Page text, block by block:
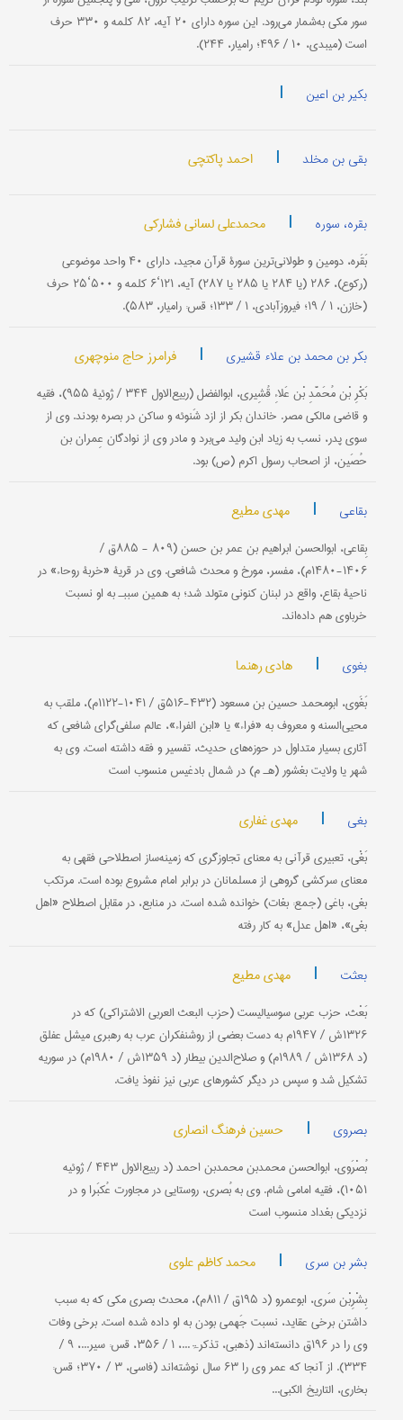
سور مکی‌ به‌شمار می‌رود. این‌ سوره‌ دارای‌ ۲۰ آیه، ۸۲ کلمه و ۳۳۰ حرف
است (میبدی، ۱۰ / ۴۹۶؛ رامیار، ۲۴۴).
بکیر بن اعین |
بقی بن مخلد | احمد پاکتچی
بقره، سوره | محمدعلی لسانی فشارکی
بَقَره‌، دومین‌ و طولانی‌ترین‌ سورۀ قرآن‌ مجید، دارای‌ ۴۰ واحد موضوعی‌
(ركوع‌)، ۲۸۶ (یا ۲۸۴ یا ۲۸۵ یا ۲۸۷) آیه‌، ۱۲۱‘۶ كلمه‌ و ۵۰۰‘۲۵ حرف‌
(خازن‌، ۱ / ۱۹؛ فیروزآبادی‌، ۱ / ۱۳۳؛ قس‌: رامیار، ۵۸۳).
بکر بن محمد بن علاء قشیری | فرامرز حاج منوچهری
بَكْرِ بْن مُحَمَّدِ بْن عَلاءِ قُشِیری، ابوالفضل (ربیع‌الاول ۳۴۴ / ژوئیۀ ۹۵۵)، فقیه
و قاضی مالكی مصر. خاندان بكر از ازد شَنوئه و ساكن در بصره بودند. وی از
سوی پدر، نسب به زیاد ابن ولید می‌برد و مادر وی از نوادگان عِمران بن
حُصَین، از اصحاب رسول اكرم (ص) بود.
بقاعی | مهدی مطیع
بِقاعی‌، ابوالحسن‌ ابراهیم‌ بن‌ عمر بن‌ حسن‌ (۸۰۹ - ۸۸۵ق‌ /
۱۴۰۶-۱۴۸۰م‌)، مفسر، مورخ‌ و محدث‌ شافعی‌. وی‌ در قریۀ «خربة روحاء» در
ناحیۀ بقاع‌، واقع‌ در لبنان‌ كنونی‌ متولد شد؛ به‌ همین‌ سببـ‌ به‌ او نسبت‌
خرباوی‌ هم‌ داده‌اند.
بغوی | هادی رهنما
بَغَوی‌، ابومحمد حسین بن مسعود (۴۳۲-۵۱۶ق‌ / ۱۰۴۱-۱۱۲۲م‌)، ملقب‌ به
محیی‌السنه‌ و معروف‌ به «فراء» یا «ابن‌ الفراء»، عالم‌ سلفی‌گرای شافعی‌ كه‌
آثاری‌ بسیار متداول‌ در حوزه‌های‌ حدیث‌، تفسیر و فقه‌ داشته‌ است‌. وی‌ به‌
شهر یا ولایت‌ بغشور (هـ م‌) در شمال‌ بادغیس‌ منسوب‌ است‌
بغی | مهدی غفاری
بَغْی‌، تعبیری‌ قرآنی‌ به‌ معنای‌ تجاوزگری‌ كه‌ زمینه‌ساز اصطلاحی‌ فقهی‌ به‌
معنای‌ سركشی‌ گروهی‌ از مسلمانان‌ در برابر امام‌ مشروع‌ بوده‌ است‌. مرتكب‌
بغی‌، باغی‌ (جمع‌: بغات‌) خوانده‌ شده است‌. در منابع‌، در مقابل‌ اصطلاح «اهل‌
بغی‌»، «اهل‌ عدل‌» به كار رفته‌
بعثت | مهدی مطیع
بَعْث‌، حزب‌ عربی‌ سوسیالیست‌ (حزب‌ البعث‌ العربی ‌الاشتراكی‌) كه در
۱۳۲۶ش‌ / ۱۹۴۷م‌ به‌ دست‌ بعضی‌ از روشنفكران‌ عرب‌ به‌ رهبری‌ میشل‌ عفلق‌
(د ۱۳۶۸ش‌ / ۱۹۸۹م‌) و صلاح‌الدین‌ بیطار (د ۱۳۵۹ش‌ / ۱۹۸۰م‌) در سوریه‌
تشكیل‌ شد و سپس‌ در دیگر كشورهای‌ عربی‌ نیز نفوذ یافت‌.
بصروی | حسین فرهنگ انصاری
بُصْرَوي‌، ابوالحسن‌ محمدبن‌ محمدبن‌ احمد (د ربيع‌الاول‌ ۴۴۳ / ژوئيه
۱۰۵۱)، فقيه‌ امامی‌ شام‌. وي‌ به‌ بُصرى‌، روستايی‌ در مجاورت‌ عُكبَرا و در
نزديكی بغداد منسوب است
بشر بن سری | محمد کاظم علوی
بِشْرِبْن‌ سَری‌، ابوعمرو (د ۱۹۵ق‌ / ۸۱۱م‌)، محدث‌ بصری‌ مكی‌ كه‌ به‌ سبب‌
داشتن‌ برخی‌ عقاید، نسبت‌ جَهمی‌ بودن‌ به‌ او داده‌ شده‌ است‌. برخی‌ وفات‌
وی‌ را در ۱۹۶ق‌ دانسته‌اند (ذهبی‌، تذكرۃ...، ۱ / ۳۵۶، قس‌: سیر...، ۹ /
۳۳۴). از آنجا كه‌ عمر وی‌ را ۶۳ سال نوشته‌اند (فاسی‌، ۳ / ۳۷۰؛ قس‌:
بخاری‌، التاریخ الكبی...